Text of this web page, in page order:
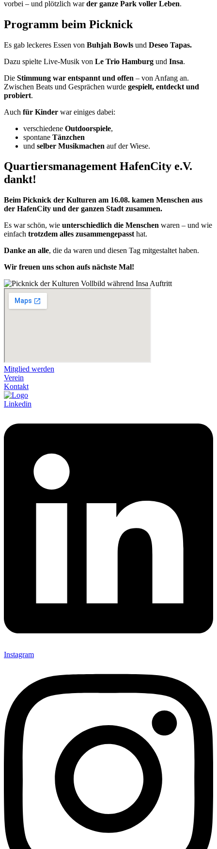
vorbei – und plötzlich warder ganze Park voller Leben.
Programm beim Picknick
Es gab leckeres Essen von Buhjah Bowls und Deseo Tapas.
Dazu spielte Live-Musik von Le Trio Hamburg und Insa.
Die Stimmung war entspannt und offen – von Anfang an.
Zwischen Beats und Gesprächen wurde gespielt, entdeckt und
probiert.
Auch für Kinder war einiges dabei:
verschiedene Outdoorspiele,
spontane Tänzchen
und selber Musikmachen auf der Wiese.
Quartiersmanagement HafenCity e.V.
dankt!
Beim Picknick der Kulturen am 16.08. kamen Menschen aus
der HafenCity und der ganzen Stadt zusammen.
Es war schön, wie unterschiedlich die Menschen waren – und wie
einfach trotzdem alles zusammengepasst hat.
Danke an alle, die da waren und diesen Tag mitgestaltet haben.
Wir freuen uns schon aufs nächste Mal!
Mitglied werden
Verein
Kontakt
Linkedin
Instagram